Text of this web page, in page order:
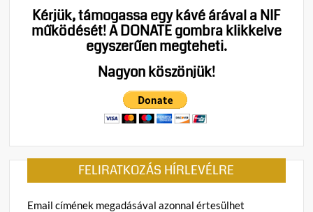
Kérjük, támogassa egy kávé árával a NIF
működését!A DONATE gombra klikkelve
egyszerűen megteheti.
Nagyon köszönjük!
FELIRATKOZÁS HÍRLEVÉLRE
Email címének megadásával azonnal értesülhet